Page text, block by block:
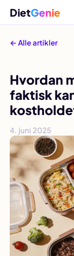
DietGenie
← Alle artikler
Hvordan
faktisk
4. juni 2025